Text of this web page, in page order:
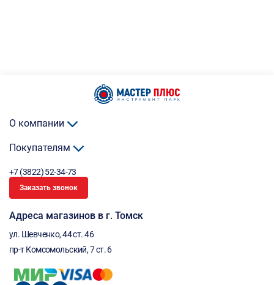
О компании
Покупателям
+7 (3822) 52-34-73
Заказать звонок
Адреса магазинов в г. Томск
ул. Шевченко, 44 ст. 46
пр-т Комсомольский, 7 ст. 6